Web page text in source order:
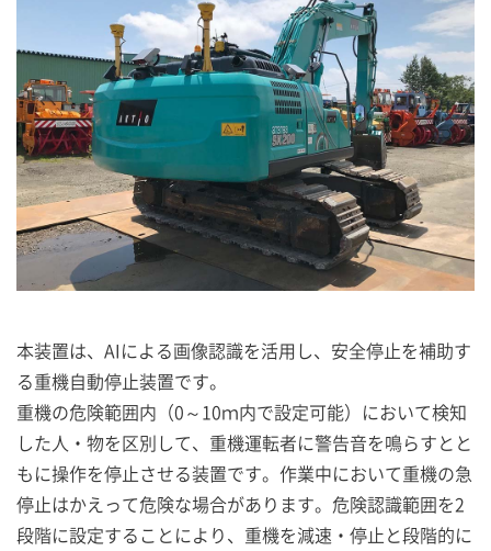
本装置は、AIによる画像認識を活用し、安全停止を補助す
る重機自動停止装置です。
重機の危険範囲内（0～10ｍ内で設定可能）において検知
した人・物を区別して、重機運転者に警告音を鳴らすとと
もに操作を停止させる装置です。作業中において重機の急
停止はかえって危険な場合があります。危険認識範囲を2
段階に設定することにより、重機を減速・停止と段階的に